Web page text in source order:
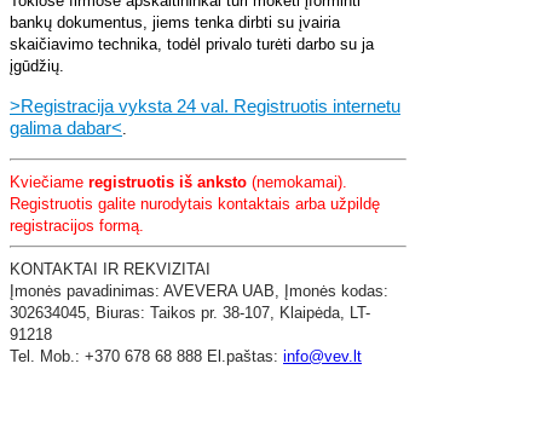
bankų dokumentus, jiems tenka dirbti su įvairia
skaičiavimo technika, todėl privalo turėti darbo su ja
įgūdžių.
>Registracija vyksta 24 val. Registruotis internetu
galima dabar<
Kviečiame registruotis iš anksto (nemokamai).
Registruotis galite nurodytais kontaktais arba užpildę
registracijos formą.
KONTAKTAI IR REKVIZITAI
​Įmonės pavadinimas: AVEVERA UAB, Įmonės kodas:
302634045, Biuras: Taikos pr. 38-107, Klaipėda, LT-
91218
Tel. Mob.: +370 678 68 888 El.paštas: info@vev.lt